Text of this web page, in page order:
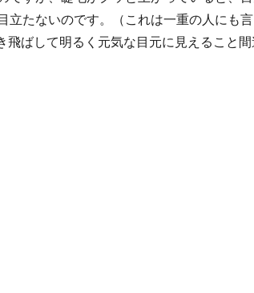
立たないのです。（これは一重の人にも
ばして明るく元気な目元に見えること間